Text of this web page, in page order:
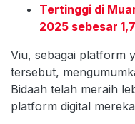
Tertinggi di
2025 sebesar
Viu, sebagai platform
tersebut,
Bidaah telah meraih
platform digital